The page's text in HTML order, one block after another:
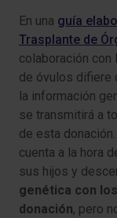
En una guía
Trasplante de
colaboración con
de óvulos difiere
la información
se transmitirá a
de esta
cuenta a la hora
sus hijos y
genética con
donación, pero